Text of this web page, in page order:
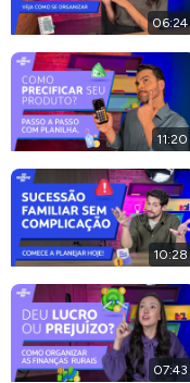
06:24
11:20
10:28
07:43